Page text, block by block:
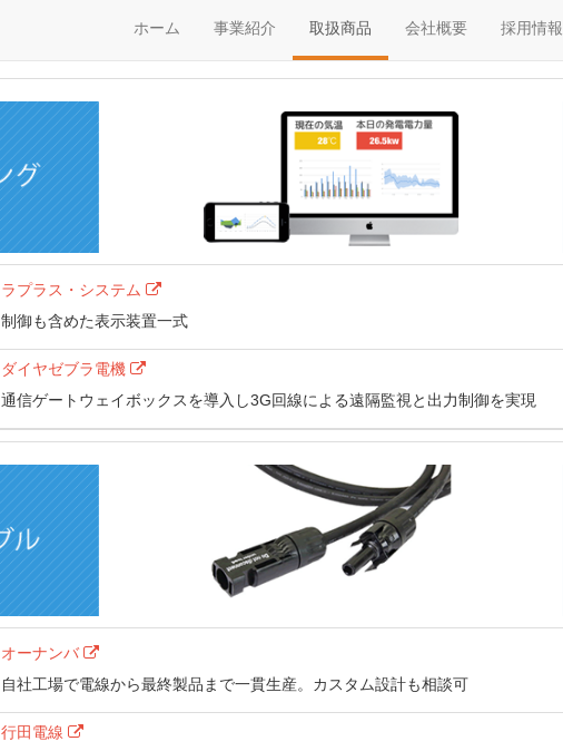
ホーム 事業紹介 取扱商品 会社概要 採用情報
ラプラス・システム
制御も含めた表示装置一式
ダイヤゼブラ電機
通信ゲートウェイボックスを導入し3G回線による遠隔監視と出力制御を実現
オーナンバ
自社工場で電線から最終製品まで一貫生産。カスタム設計も相談可
行田電線